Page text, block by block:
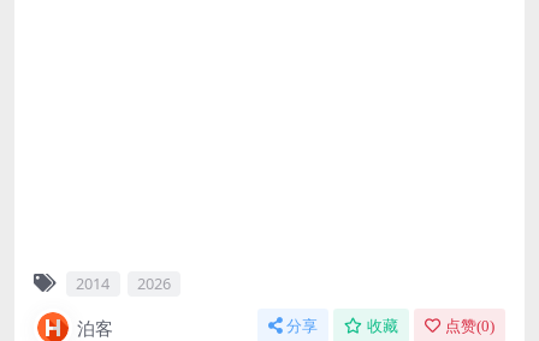
2014 2026
泊客 分享 收藏 点赞(0)